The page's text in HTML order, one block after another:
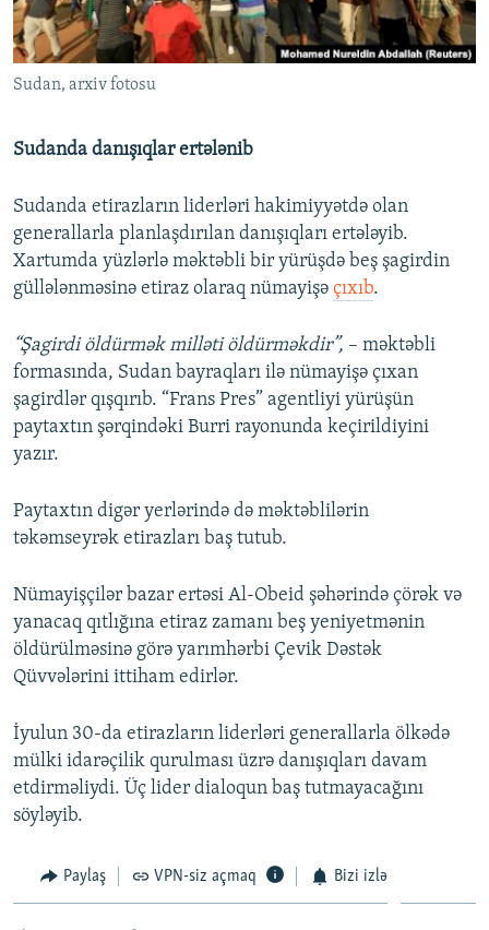
Sudan, arxiv fotosu
Sudanda danışıqlar ertələnib
Sudanda etirazların liderləri hakimiyyətdə olan
generallarla planlaşdırılan danışıqları ertələyib.
Xartumda yüzlərlə məktəbli bir yürüşdə beş şagirdin
güllələnməsinə etiraz olaraq nümayişə çıxıb.
“Şagirdi öldürmək milləti öldürməkdir”, – məktəbli
formasında, Sudan bayraqları ilə nümayişə çıxan
şagirdlər qışqırıb. “Frans Pres” agentliyi yürüşün
paytaxtın şərqindəki Burri rayonunda keçirildiyini
yazır.
Paytaxtın digər yerlərində də məktəblilərin
təkəmseyrək etirazları baş tutub.
Nümayişçilər bazar ertəsi Al-Obeid şəhərində çörək və
yanacaq qıtlığına etiraz zamanı beş yeniyetmənin
öldürülməsinə görə yarımhərbi Çevik Dəstək
Qüvvələrini ittiham edirlər.
İyulun 30-da etirazların liderləri generallarla ölkədə
mülki idarəçilik qurulması üzrə danışıqları davam
etdirməliydi. Üç lider dialoqun baş tutmayacağını
söyləyib.
Paylaş VPN-siz açmaq Bizi izlə